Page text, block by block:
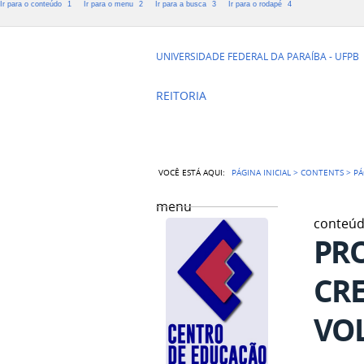
Ir para o conteúdo 1 Ir para o menu 2 Ir para a busca 3 Ir para o rodapé 4
UNIVERSIDADE FEDERAL DA PARAÍBA - UFPB
CENTRO DE
REITORIA
VOCÊ ESTÁ AQUI: PÁGINA INICIAL >CONTENTS >
menu